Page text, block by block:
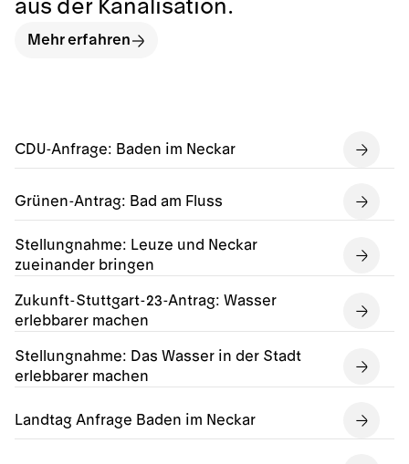
CDU-Anfrage: Baden im Neckar
Grünen-Antrag: Bad am Fluss
Stellungnahme: Leuze und Neckar
zueinander bringen
Zukunft-Stuttgart-23-Antrag: Wasser
erlebbarer machen
Stellungnahme: Das Wasser in der Stadt
erlebbarer machen
Landtag Anfrage Baden im Neckar
aus der Kanalisation.
Mehr erfahren